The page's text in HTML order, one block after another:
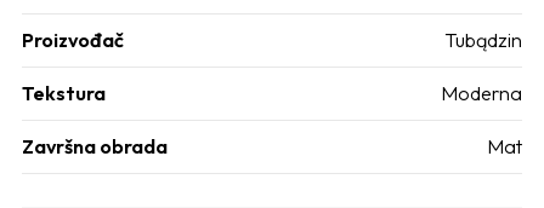
Proizvođač Tubądzin
Tekstura Moderna
Završna obrada Mat